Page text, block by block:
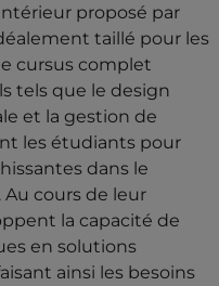
proposé par
taillé pour les
cursus complet
tels que le design
et la gestion de
les étudiants pour
dans le
cours de leur
la capacité de
en solutions
ainsi les besoins